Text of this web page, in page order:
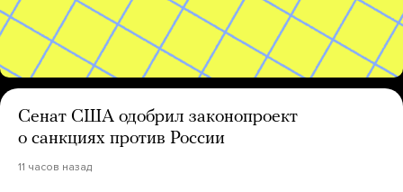
Сенат США одобрил законопроект
о санкциях против России
11 часов назад